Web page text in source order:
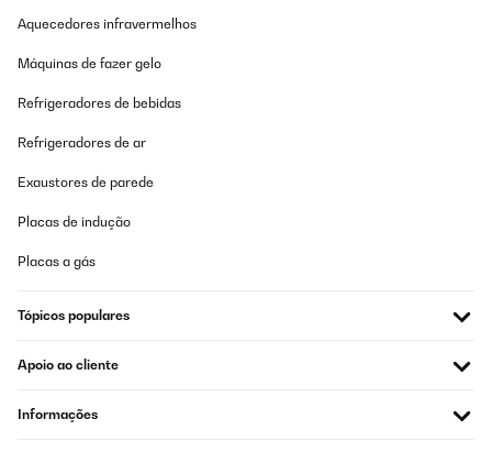
Aquecedores infravermelhos
Máquinas de fazer gelo
Refrigeradores de bebidas
Refrigeradores de ar
Exaustores de parede
Placas de indução
Placas a gás
Tópicos populares
Apoio ao cliente
Informações